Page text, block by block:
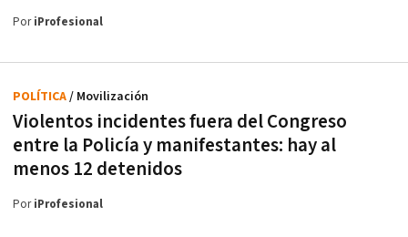
PoriProfesional
Violentos incidentes fuera del Congreso
entre la Policía y manifestantes: hay al
menos 12 detenidos
POLÍTICA/ Movilización
PoriProfesional